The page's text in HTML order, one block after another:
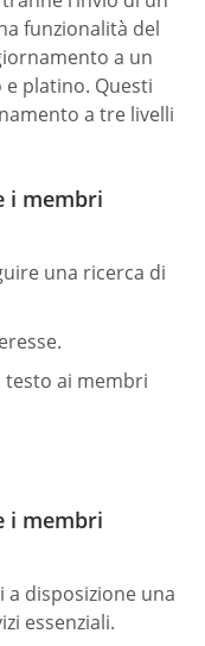
funzionalità del
a un
platino. Questi
a tre livelli
i membri
una ricerca di
testo ai membri
i membri
disposizione una
essenziali.